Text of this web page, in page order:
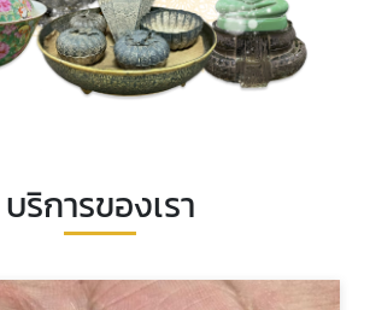
บริการของเรา